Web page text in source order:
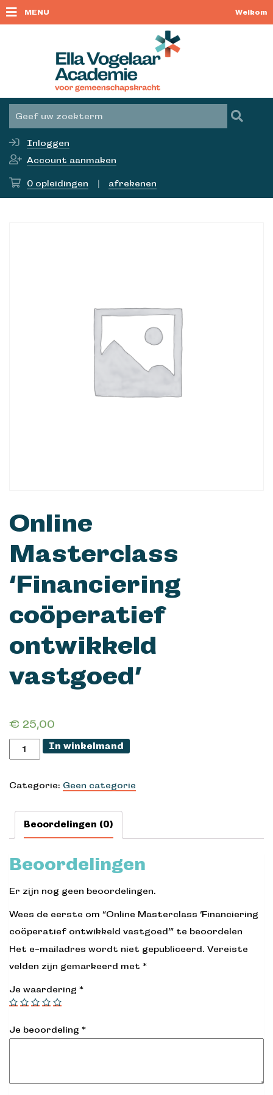
MENU Welkom
Inloggen
Account aanmaken
0 opleidingen | afrekenen
Online
Masterclass
‘Financiering
coöperatief
ontwikkeld
vastgoed’
€ 25,00
Online
‘Financiering
ontwikkeld
In winkelmand
Categorie: Geen categorie
Beoordelingen (0)
Beoordelingen
Er zijn nog geen beoordelingen.
Wees de eerste om “Online Masterclass ‘Financiering
coöperatief ontwikkeld vastgoed’” te beoordelen
Het e-mailadres wordt niet gepubliceerd. Vereiste
velden zijn gemarkeerd met *
Je waardering *
Je beoordeling *